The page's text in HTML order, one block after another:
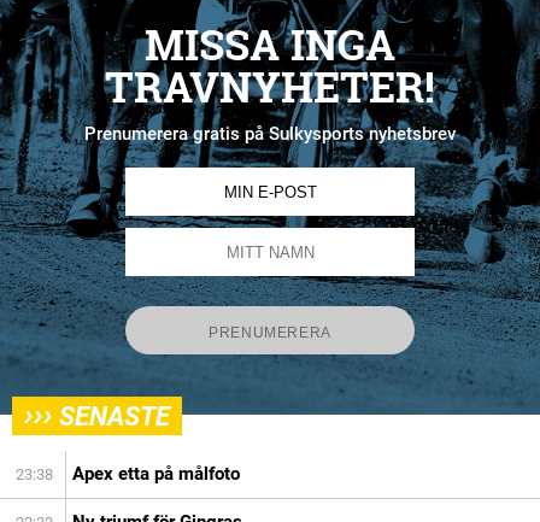
MISSA INGA
TRAVNYHETER!
Prenumerera gratis på Sulkysports nyhetsbrev
››› SENASTE
23:38 Apex etta på målfoto